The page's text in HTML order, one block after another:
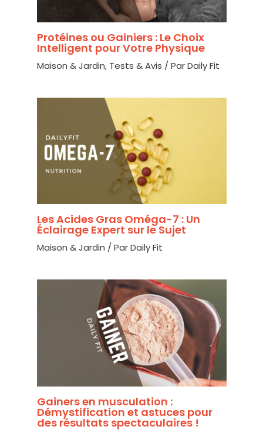
Protéines ou Gainiers : Le Choix
Intelligent pour Votre Physique
Maison & Jardin, Tests & Avis / ParDaily Fit
Les Acides Gras Oméga-7 : Un
Éclairage Expert sur le Sujet
Maison & Jardin / ParDaily Fit
Gainers en musculation :
Démystification et astuces pour
des résultats spectaculaires !